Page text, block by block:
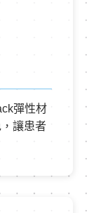
彈性材
讓患者